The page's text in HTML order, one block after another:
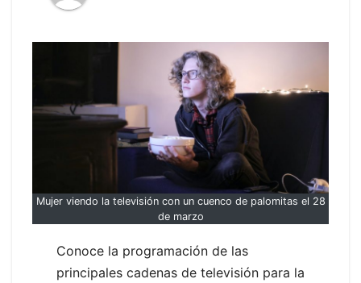
Mujer viendo la televisión con un cuenco de palomitas el 28
de marzo
Conoce la programación de las
principales cadenas de televisión para la